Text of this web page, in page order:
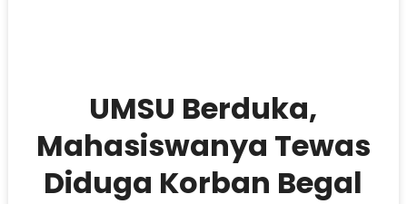
UMSU Berduka,
Mahasiswanya Tewas
Diduga Korban Begal